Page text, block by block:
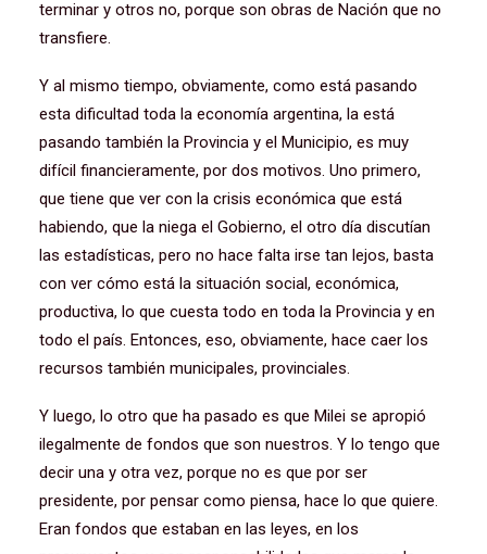
terminar y otros no, porque son obras de Nación que no
transfiere.
Y al mismo tiempo, obviamente, como está pasando
esta dificultad toda la economía argentina, la está
pasando también la Provincia y el Municipio, es muy
difícil financieramente, por dos motivos. Uno primero,
que tiene que ver con la crisis económica que está
habiendo, que la niega el Gobierno, el otro día discutían
las estadísticas, pero no hace falta irse tan lejos, basta
con ver cómo está la situación social, económica,
productiva, lo que cuesta todo en toda la Provincia y en
todo el país. Entonces, eso, obviamente, hace caer los
recursos también municipales, provinciales.
Y luego, lo otro que ha pasado es que Milei se apropió
ilegalmente de fondos que son nuestros. Y lo tengo que
decir una y otra vez, porque no es que por ser
presidente, por pensar como piensa, hace lo que quiere.
Eran fondos que estaban en las leyes, en los